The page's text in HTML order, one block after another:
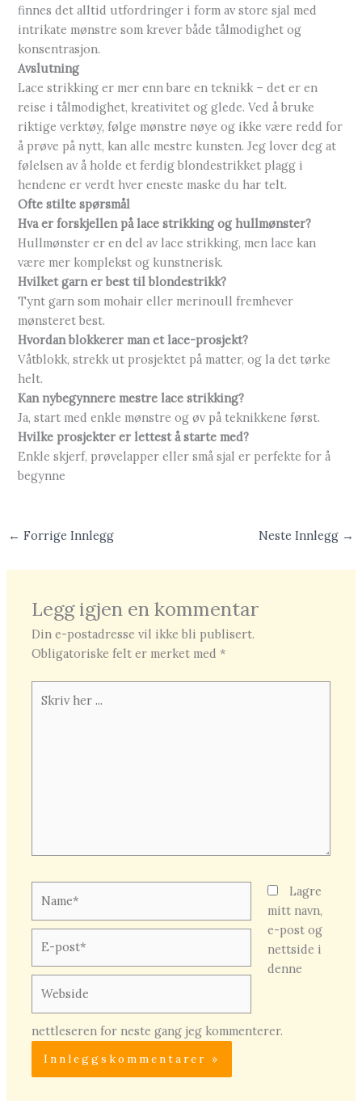
finnes det alltid utfordringer i form av store sjal med
intrikate mønstre som krever både tålmodighet og
konsentrasjon.
Avslutning
Lace strikking er mer enn bare en teknikk – det er en
reise i tålmodighet, kreativitet og glede. Ved å bruke
riktige verktøy, følge mønstre nøye og ikke være redd for
å prøve på nytt, kan alle mestre kunsten. Jeg lover deg at
følelsen av å holde et ferdig blondestrikket plagg i
hendene er verdt hver eneste maske du har telt.
Ofte stilte spørsmål
Hva er forskjellen på lace strikking og hullmønster?
Hullmønster er en del av lace strikking, men lace kan
være mer komplekst og kunstnerisk.
Hvilket garn er best til blondestrikk?
Tynt garn som mohair eller merinoull fremhever
mønsteret best.
Hvordan blokkerer man et lace-prosjekt?
Våtblokk, strekk ut prosjektet på matter, og la det tørke
helt.
Kan nybegynnere mestre lace strikking?
Ja, start med enkle mønstre og øv på teknikkene først.
Hvilke prosjekter er lettest å starte med?
Enkle skjerf, prøvelapper eller små sjal er perfekte for å
begynne
← Forrige Innlegg Neste Innlegg →
Legg igjen en kommentar
Din e-postadresse vil ikke bli publisert.
Obligatoriske felt er merket med*
her
post*
Lagre
mitt navn,
e-post og
nettside i
denne
nettleseren for neste gang jeg kommenterer.